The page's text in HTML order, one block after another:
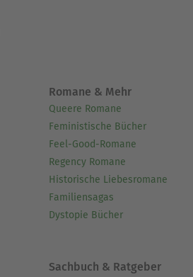
Romane & Mehr
Queere Romane
Feministische Bücher
Feel-Good-Romane
Regency Romane
Historische Liebesromane
Familiensagas
Dystopie Bücher
Sachbuch & Ratgeber